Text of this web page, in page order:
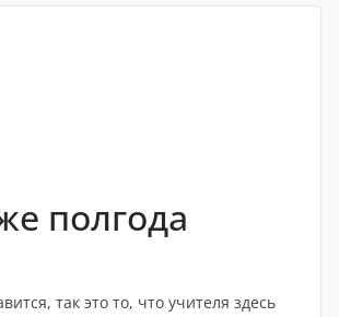
полгода
так это то, что учителя здесь